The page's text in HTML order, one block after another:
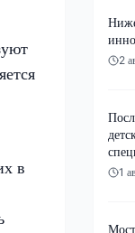
в
2
1